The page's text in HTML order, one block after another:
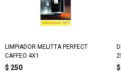
LIMPIADOR MELITTA PERFECT
CAFFEO 4X1
$ 250 $